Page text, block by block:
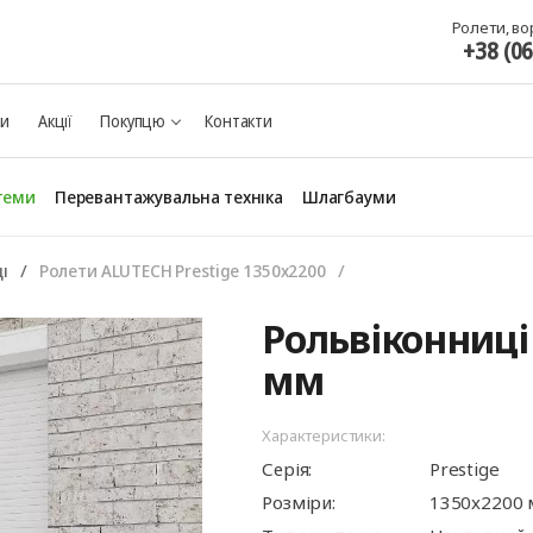
Ролети,
+38
Акції Покупцю Контакти
Автоматика для
гаражних воріт
Автоматика для
промислових
Ролетні решітки
Перевантажувальна техніка
Перевантажувальні
майданчики
тамбури
Шлагбауми
Ролети ALUTECH Prestige 1350x2200
мм
Характеристики:
Серія:
Prestige
Розміри:
1350x2200